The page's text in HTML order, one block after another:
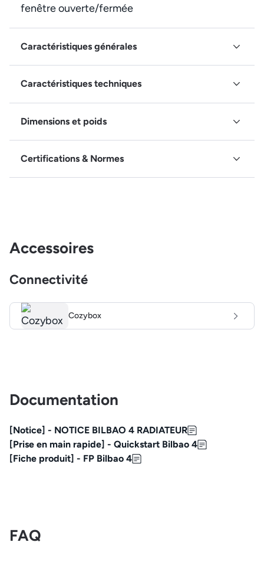
fenêtre ouverte/fermée
Caractéristiques générales
Caractéristiques techniques
Dimensions et poids
Certifications & Normes
Accessoires
Connectivité
Cozybox
Documentation
[Notice] - NOTICE BILBAO 4 RADIATEUR
[Prise en main rapide] - Quickstart Bilbao 4
[Fiche produit] - FP Bilbao 4
FAQ